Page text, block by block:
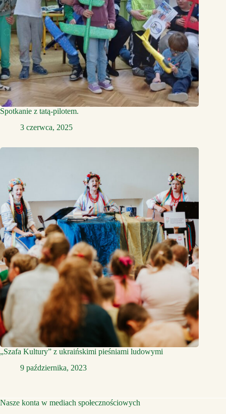
Spotkanie z tatą-pilotem.
3 czerwca, 2025
„Szafa Kultury” z ukraińskimi pieśniami ludowymi
9 października, 2023
Nasze konta w mediach społecznościowych